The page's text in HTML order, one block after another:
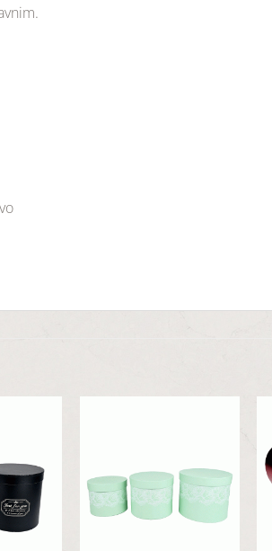
Dodaj
listu
želja
Dodaj
u
listu